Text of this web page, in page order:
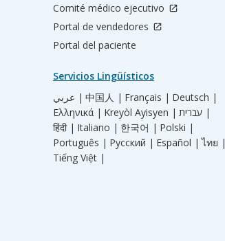
Comité médico ejecutivo
Portal de vendedores
Portal del paciente
Servicios Lingüísticos
عربي | 中国人 | Français | Deutsch |
Ελληνικά | Kreyòl Ayisyen |
עברית |
हिंदी | Italiano | 한국어 | Polski |
Português | Русский | Español | ไทย |
Tiếng Việt |